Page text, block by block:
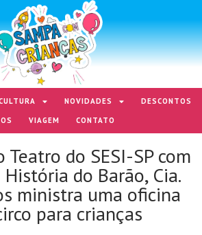
NOVIDADES
DESCONTOS
VIAGEM CONTATO
Teatro do SESI-SP com
História do Barão, Cia.
ministra uma oficina
para crianças